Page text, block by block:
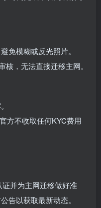
免模糊或反光照片。
核，无法直接迁移主网。
方不收取任何KYC费用
并为主网迁移做好准
告以获取最新动态。